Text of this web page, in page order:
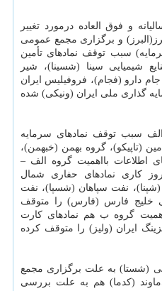
و فوق العاده درمورد تغییر
و برگزاری مجمع عمومی
سبب توقف نمادهای تأمین
شیمیایی سینا (شسینا)، شیر
دارو (فجام)، فروفیلیس ایران
گذاری ملی ایران (ونیکی) شده
الف سبب توقف نمادهای سرمایه
(تاپیکو)، گروه بهمن (خبهمن)،
بااهمیت گروه الف –
کاری نمادهای حفاری شمال
(شپنا)، نفت سپاهان (شسپا)، نفت
خلیج فارس (فارس) را متوقف
گروه ب هم نمادهای کارت
ایران (ولیز) را متوقف کرده
(شستا) به علت برگزاری مجمع
(کدما) هم به علت بررسی